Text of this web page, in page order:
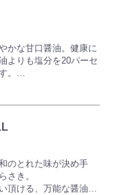
かな甘口醤油。健康に
よりも塩分を20パーセ
。
日の料理にお使いくだ
のとれた味が決め手
さき。
頂ける、万能な醤油で